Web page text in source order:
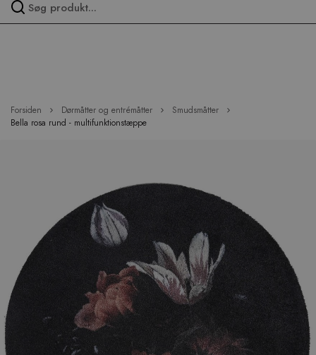
Forsiden Dørmåtter og entrémåtter
Smudsmåtter
Bella rosa rund - multifunktionstæppe
billedgalleriet